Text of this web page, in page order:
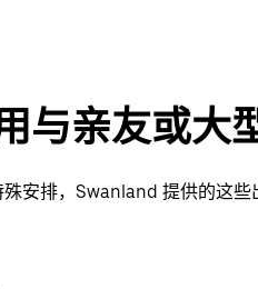
与亲友或大
安排，Swanland 提供的这